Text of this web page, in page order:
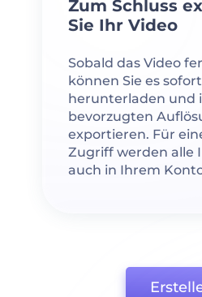
Zum Schluss
Sie Ihr Video
Sobald das Video
können Sie es sofort
herunterladen und
bevorzugten
exportieren. Für
Zugriff werden alle
auch in Ihrem